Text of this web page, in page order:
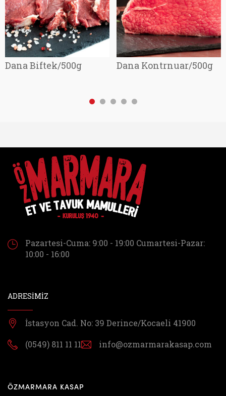
Dana Biftek/500g Dana Kontrnuar/500g
Pazartesi-Cuma: 9:00 - 19:00 Cumartesi-Pazar:
10:00 - 16:00
ADRESİMİZ
İstasyon Cad. No: 39 Derince/Kocaeli 41900
(0549) 811 11 11
info@ozmarmarakasap.com
ÖZMARMARA KASAP